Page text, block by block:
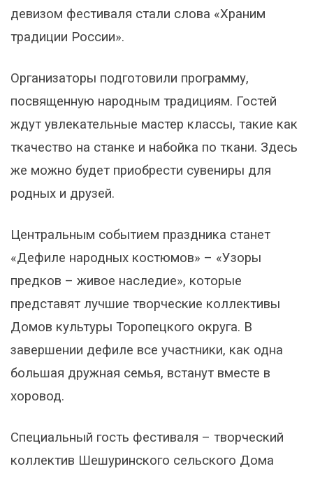
девизом фестиваля стали слова «Храним
традиции России».
Организаторы подготовили программу,
посвященную народным традициям. Гостей
ждут увлекательные мастер классы, такие как
ткачество на станке и набойка по ткани. Здесь
же можно будет приобрести сувениры для
родных и друзей.
Центральным событием праздника станет
«Дефиле народных костюмов» – «Узоры
предков – живое наследие», которые
представят лучшие творческие коллективы
Домов культуры Торопецкого округа. В
завершении дефиле все участники, как одна
большая дружная семья, встанут вместе в
хоровод.
Специальный гость фестиваля – творческий
коллектив Шешуринского сельского Дома